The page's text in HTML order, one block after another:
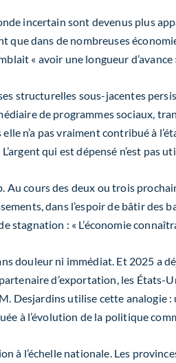
incertain sont devenus plus
que dans de nombreuses
« avoir une longueur d’avance
structurelles sous-jacentes
de programmes sociaux,
n’a pas vraiment contribué à
qui est dépensé n’est pas
Au cours des deux ou trois
dans l’espoir de bâtir des
stagnation : « L’économie
douleur ni immédiat. Et 2025 a
partenaire d’exportation, les
Desjardins utilise cette analogie :
à l’évolution de la politique
à l’échelle nationale. Les